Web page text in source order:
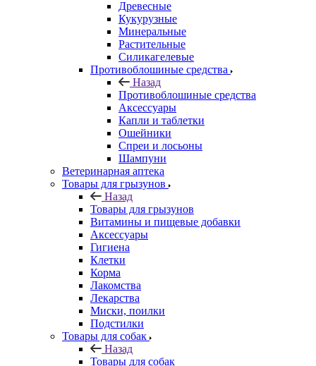
Древесные
Кукурузные
Минеральные
Растительные
Силикагелевые
Противоблошиные средства
Назад
Противоблошиные средства
Аксессуары
Капли и таблетки
Ошейники
Спреи и лосьоны
Шампуни
Ветеринарная аптека
Товары для грызунов
Назад
Товары для грызунов
Витамины и пищевые добавки
Аксессуары
Гигиена
Клетки
Корма
Лакомства
Лекарства
Миски, поилки
Подстилки
Товары для собак
Назад
Товары для собак